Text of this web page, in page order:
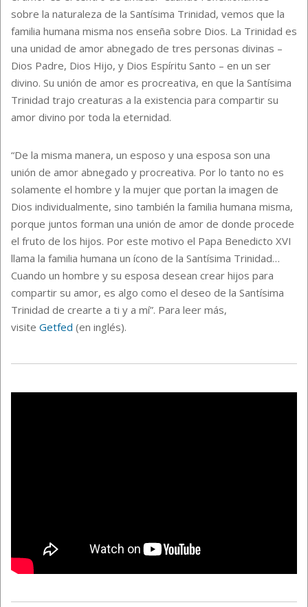
sobre la naturaleza de la Santísima Trinidad, vemos que la
familia humana misma nos enseña sobre Dios. La Trinidad es
una unidad de amor abnegado de tres personas divinas –
Dios Padre, Dios Hijo, y Dios Espíritu Santo – en un ser
divino. Su unión de amor es procreativa, en que la Santísima
Trinidad trajo creaturas a la existencia para compartir su
amor divino por toda la eternidad.
“De la misma manera, un esposo y una esposa son una
unión de amor abnegado y procreativa. Por lo tanto no es
solamente el hombre y la mujer que portan la imagen de
Dios individualmente, sino también la familia humana misma,
porque juntos forman una unión de amor de donde procede
el fruto de los hijos. Por este motivo el Papa Benedicto XVI
llama la familia humana un ícono de la Santísima Trinidad…
Cuando un hombre y su esposa desean crear hijos para
compartir su amor, es algo como el deseo de la Santísima
Trinidad de crearte a ti y a mí”. Para leer más,
visite Getfed (en inglés).